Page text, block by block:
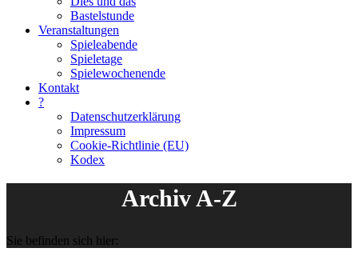
Bastelstunde
Veranstaltungen
Spieleabende
Spieletage
Spielewochenende
Kontakt
?
Datenschutzerklärung
Impressum
Cookie-Richtlinie (EU)
Kodex
Archiv A-Z
Sie befinden sich hier: